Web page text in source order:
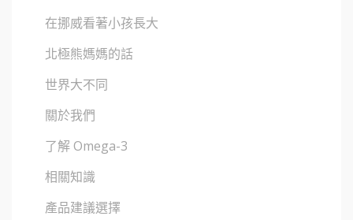
在挪威看著小孩長大
北極熊媽媽的話
世界大不同
關於我們
了解 Omega-3
相關知識
產品建議選擇